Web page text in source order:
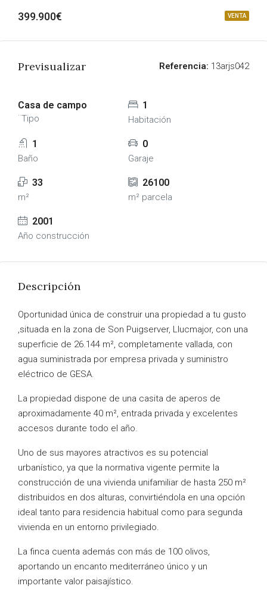
VENTA
399.900€
Previsualizar Referencia: 13arjs042
Casa de campo
¨Tipo
1
Habitación
1
Baño
0
Garaje
33
m²
26100
m² parcela
2001
Año construcción
Descripción
Oportunidad única de construir una propiedad a tu gusto
,situada en la zona de Son Puigserver, Llucmajor, con una
superficie de 26.144 m², completamente vallada, con
agua suministrada por empresa privada y suministro
eléctrico de GESA.
La propiedad dispone de una casita de aperos de
aproximadamente 40 m², entrada privada y excelentes
accesos durante todo el año.
Uno de sus mayores atractivos es su potencial
urbanístico, ya que la normativa vigente permite la
construcción de una vivienda unifamiliar de hasta 250 m²
distribuidos en dos alturas, convirtiéndola en una opción
ideal tanto para residencia habitual como para segunda
vivienda en un entorno privilegiado.
La finca cuenta además con más de 100 olivos,
aportando un encanto mediterráneo único y un
importante valor paisajístico.